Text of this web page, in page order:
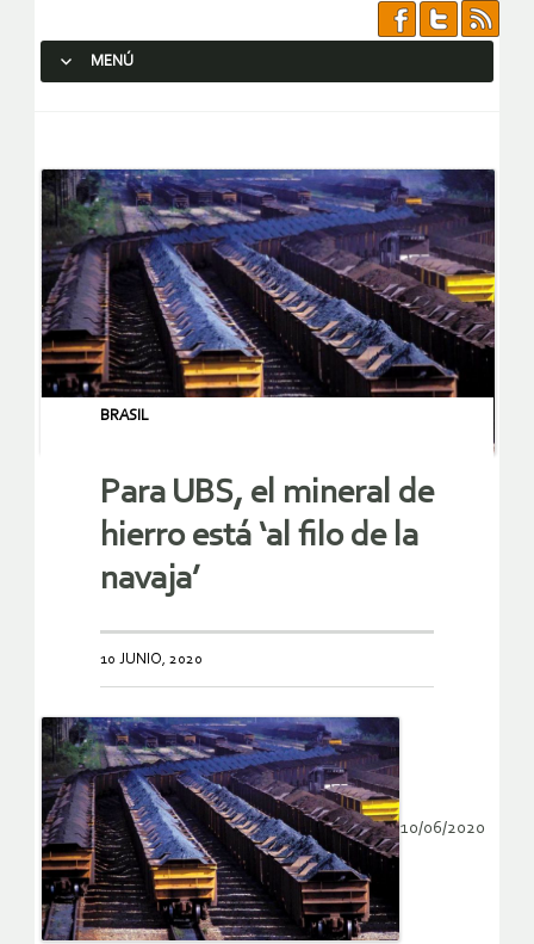
MENÚ
BRASIL
Para UBS, el mineral de
hierro está ‘al filo de la
navaja’
10 JUNIO, 2020
10/06/2020